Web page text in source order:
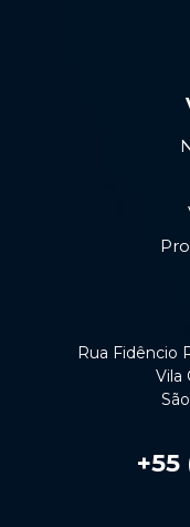
Rua Fidêncio
Vila
+55